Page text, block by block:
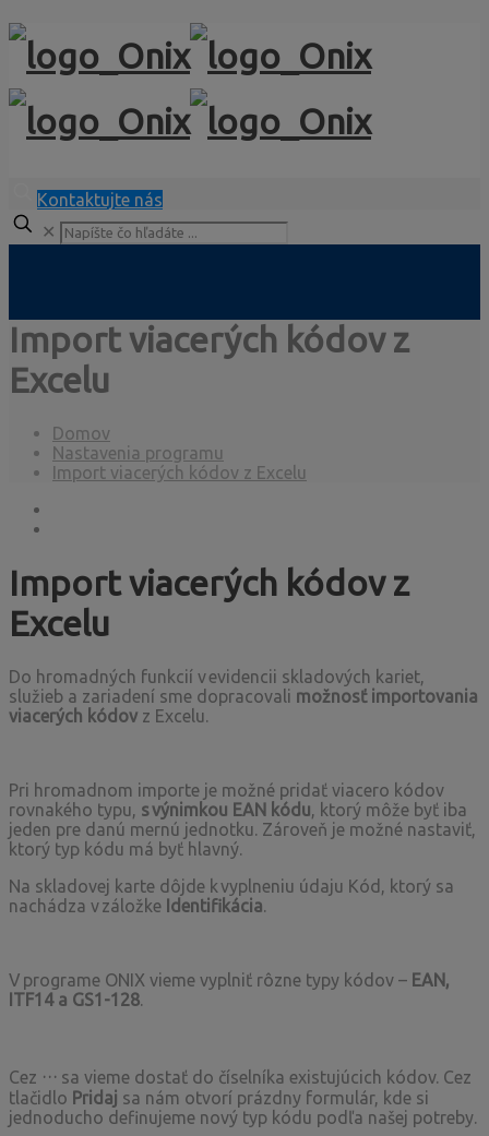
Kontaktujte nás
✕
Import viacerých kódov z
Excelu
Domov
Nastavenia programu
Import viacerých kódov z Excelu
Import viacerých kódov z
Excelu
Do hromadných funkcií v evidencii skladových kariet,
služieb a zariadení sme dopracovali možnosť importovania
viacerých kódov z Excelu.
Pri hromadnom importe je možné pridať viacero kódov
rovnakého typu, s výnimkou EAN kódu, ktorý môže byť iba
jeden pre danú mernú jednotku. Zároveň je možné nastaviť,
ktorý typ kódu má byť hlavný.
Na skladovej karte dôjde k vyplneniu údaju Kód, ktorý sa
nachádza v záložke Identifikácia.
V programe ONIX vieme vyplniť rôzne typy kódov – EAN,
ITF14 a GS1-128.
Cez … sa vieme dostať do číselníka existujúcich kódov. Cez
tlačidlo Pridaj sa nám otvorí prázdny formulár, kde si
jednoducho definujeme nový typ kódu podľa našej potreby.